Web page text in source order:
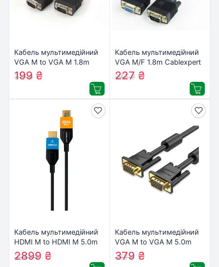
Кабель мультимедійний
VGA M to VGA M 1.8m
Cablexpert (CC-PPVGA-
6B)
217₴
199 ₴
Кабель мультимедійний
VGA M/F 1.8m Cablexpert
(CC-PPVGAX-6B)
247₴
227 ₴
Кабель мультимедійний
HDMI M to HDMI M 5.0m
V2.1 8K60Hz/4K120Hz
AOC Cablexpert (CC-
3258₴
2899 ₴
Кабель мультимедійний
VGA M to VGA M 5.0m
black Vention (DAEBJ)
412₴
379 ₴